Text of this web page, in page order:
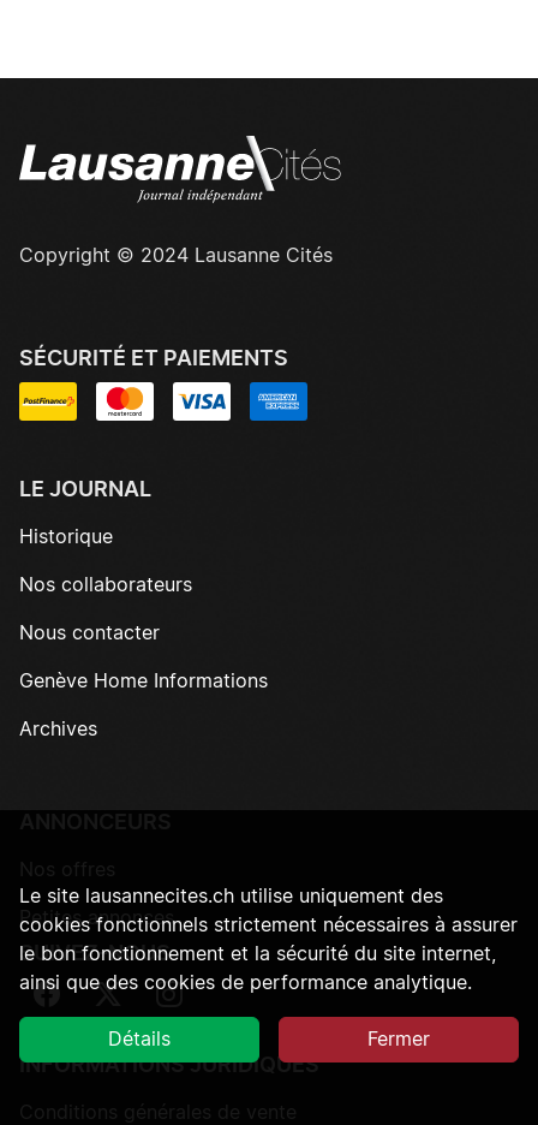
Copyright © 2024 Lausanne Cités
SÉCURITÉ ET PAIEMENTS
LE JOURNAL
Historique
Nos collaborateurs
Nous contacter
Genève Home Informations
Archives
Petites annonces
SUIVEZ-NOUS
Suivez-nous sur Facebook
Suivez-nous sur Twitter
Suivez-nous sur Instagram
INFORMATIONS JURIDIQUES
Le site lausannecites.ch utilise uniquement des
cookies fonctionnels strictement nécessaires à assurer
le bon fonctionnement et la sécurité du site internet,
ainsi que des cookies de performance analytique.
Détails Fermer